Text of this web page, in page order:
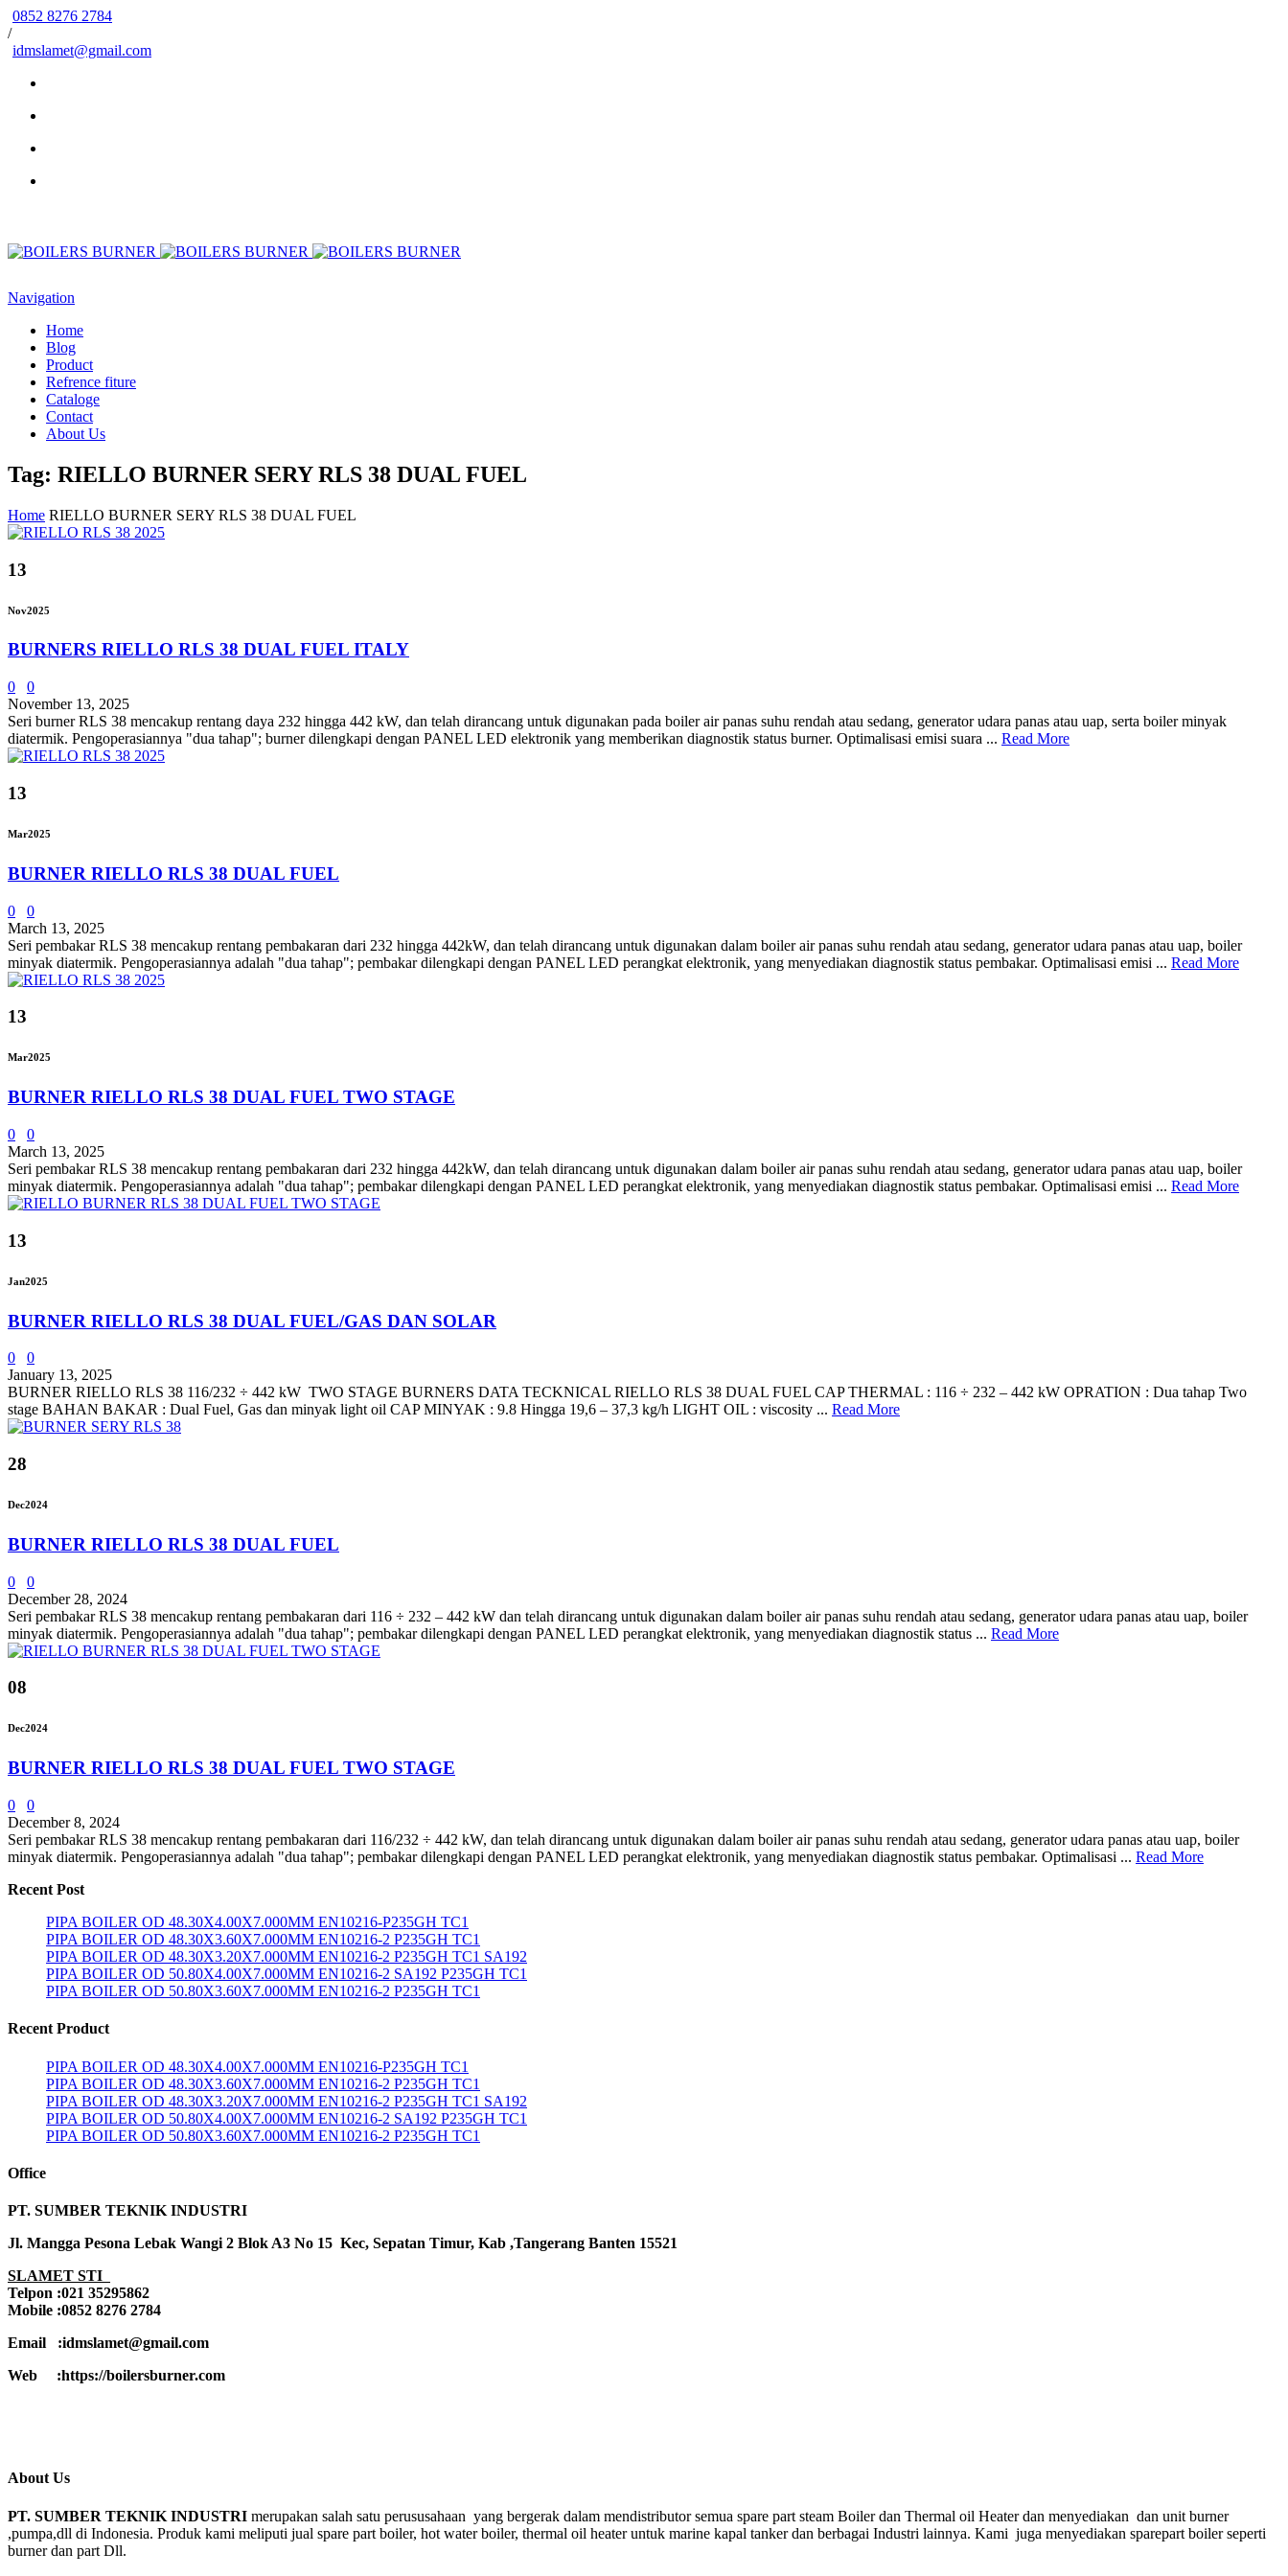
0852 8276 2784
/
idmslamet@gmail.com
Navigation
Home
Blog
Product
Refrence fiture
Cataloge
Contact
About Us
Tag: RIELLO BURNER SERY RLS 38 DUAL FUEL
Home RIELLO BURNER SERY RLS 38 DUAL FUEL
13
Nov2025
BURNERS RIELLO RLS 38 DUAL FUEL ITALY
0
0
November 13, 2025
Seri burner RLS 38 mencakup rentang daya 232 hingga 442 kW, dan telah dirancang untuk digunakan pada boiler air panas suhu rendah atau sedang, generator udara panas atau uap, serta boiler minyak
diatermik. Pengoperasiannya "dua tahap"; burner dilengkapi dengan PANEL LED elektronik yang memberikan diagnostik status burner. Optimalisasi emisi suara ... Read More
13
Mar2025
BURNER RIELLO RLS 38 DUAL FUEL
0
0
March 13, 2025
Seri pembakar RLS 38 mencakup rentang pembakaran dari 232 hingga 442kW, dan telah dirancang untuk digunakan dalam boiler air panas suhu rendah atau sedang, generator udara panas atau uap, boiler
minyak diatermik. Pengoperasiannya adalah "dua tahap"; pembakar dilengkapi dengan PANEL LED perangkat elektronik, yang menyediakan diagnostik status pembakar. Optimalisasi emisi ... Read More
13
Mar2025
BURNER RIELLO RLS 38 DUAL FUEL TWO STAGE
0
0
March 13, 2025
Seri pembakar RLS 38 mencakup rentang pembakaran dari 232 hingga 442kW, dan telah dirancang untuk digunakan dalam boiler air panas suhu rendah atau sedang, generator udara panas atau uap, boiler
minyak diatermik. Pengoperasiannya adalah "dua tahap"; pembakar dilengkapi dengan PANEL LED perangkat elektronik, yang menyediakan diagnostik status pembakar. Optimalisasi emisi ... Read More
13
Jan2025
BURNER RIELLO RLS 38 DUAL FUEL/GAS DAN SOLAR
0
0
January 13, 2025
BURNER RIELLO RLS 38 116/232 ÷ 442 kW TWO STAGE BURNERS DATA TECKNICAL RIELLO RLS 38 DUAL FUEL CAP THERMAL : 116 ÷ 232 – 442 kW OPRATION : Dua tahap Two
stage BAHAN BAKAR : Dual Fuel, Gas dan minyak light oil CAP MINYAK : 9.8 Hingga 19,6 – 37,3 kg/h LIGHT OIL : viscosity ... Read More
28
Dec2024
BURNER RIELLO RLS 38 DUAL FUEL
0
0
December 28, 2024
Seri pembakar RLS 38 mencakup rentang pembakaran dari 116 ÷ 232 – 442 kW dan telah dirancang untuk digunakan dalam boiler air panas suhu rendah atau sedang, generator udara panas atau uap, boiler
minyak diatermik. Pengoperasiannya adalah "dua tahap"; pembakar dilengkapi dengan PANEL LED perangkat elektronik, yang menyediakan diagnostik status ... Read More
08
Dec2024
BURNER RIELLO RLS 38 DUAL FUEL TWO STAGE
0
0
December 8, 2024
Seri pembakar RLS 38 mencakup rentang pembakaran dari 116/232 ÷ 442 kW, dan telah dirancang untuk digunakan dalam boiler air panas suhu rendah atau sedang, generator udara panas atau uap, boiler
minyak diatermik. Pengoperasiannya adalah "dua tahap"; pembakar dilengkapi dengan PANEL LED perangkat elektronik, yang menyediakan diagnostik status pembakar. Optimalisasi ... Read More
Recent Post
PIPA BOILER OD 48.30X4.00X7.000MM EN10216-P235GH TC1
PIPA BOILER OD 48.30X3.60X7.000MM EN10216-2 P235GH TC1
PIPA BOILER OD 48.30X3.20X7.000MM EN10216-2 P235GH TC1 SA192
PIPA BOILER OD 50.80X4.00X7.000MM EN10216-2 SA192 P235GH TC1
PIPA BOILER OD 50.80X3.60X7.000MM EN10216-2 P235GH TC1
Recent Product
PIPA BOILER OD 48.30X4.00X7.000MM EN10216-P235GH TC1
PIPA BOILER OD 48.30X3.60X7.000MM EN10216-2 P235GH TC1
PIPA BOILER OD 48.30X3.20X7.000MM EN10216-2 P235GH TC1 SA192
PIPA BOILER OD 50.80X4.00X7.000MM EN10216-2 SA192 P235GH TC1
PIPA BOILER OD 50.80X3.60X7.000MM EN10216-2 P235GH TC1
Office
PT. SUMBER TEKNIK INDUSTRI
Jl. Mangga Pesona Lebak Wangi 2 Blok A3 No 15 Kec, Sepatan Timur, Kab ,Tangerang Banten 15521
SLAMET STI
Telpon :021 35295862
Mobile :0852 8276 2784
Email :idmslamet@gmail.com
Web :https://boilersburner.com
About Us
PT. SUMBER TEKNIK INDUSTRI merupakan salah satu perususahaan yang bergerak dalam mendistributor semua spare part steam Boiler dan Thermal oil Heater dan menyediakan dan unit burner
,pumpa,dll di Indonesia. Produk kami meliputi jual spare part boiler, hot water boiler, thermal oil heater untuk marine kapal tanker dan berbagai Industri lainnya. Kami juga menyediakan sparepart boiler seperti
burner dan part Dll.